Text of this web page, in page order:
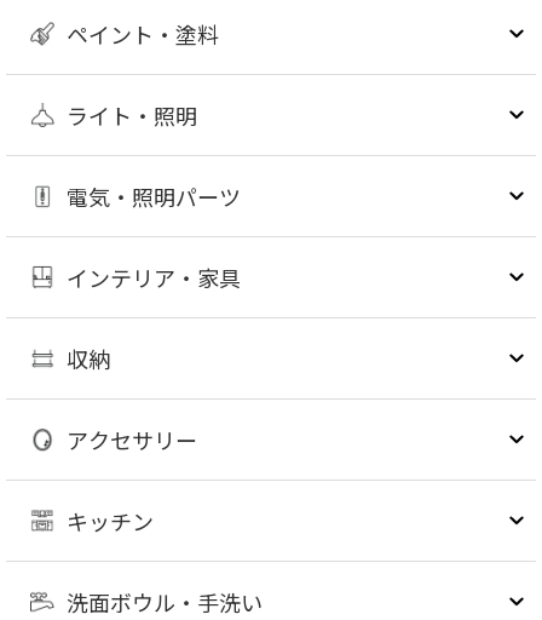
ペイント・塗料
ライト・照明
電気・照明パーツ
インテリア・家具
収納
アクセサリー
キッチン
洗面ボウル・手洗い